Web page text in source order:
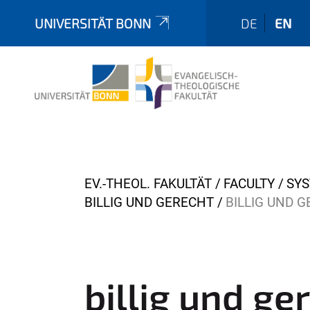
UNIVERSITÄT BONN DE EN
Y
o
EV.-THEOL. FAKULTÄT FACULTY
BILLIG UND GERECHT
BILLIG UND
billig und